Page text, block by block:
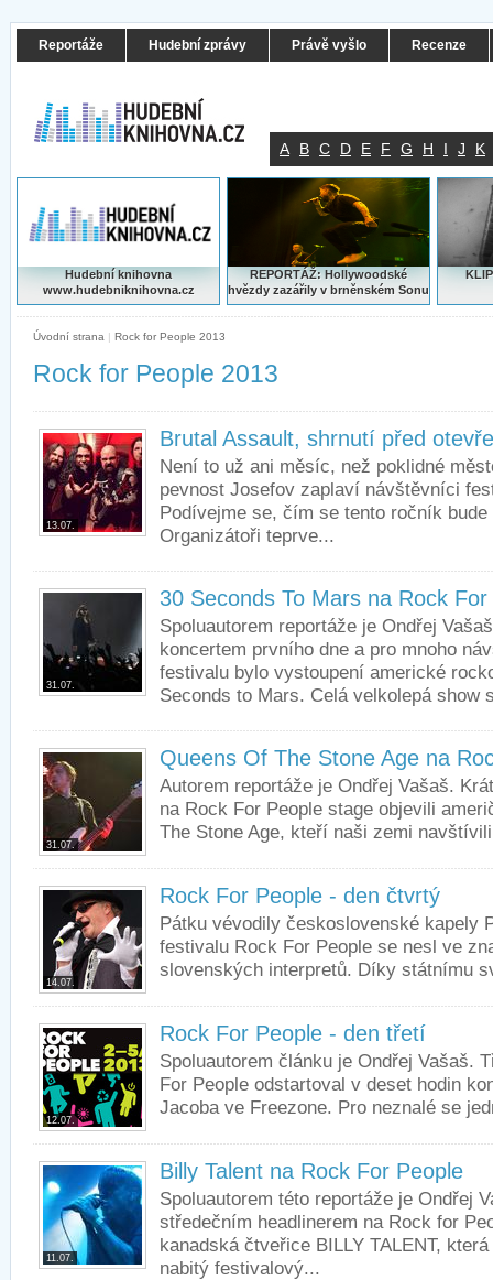
Reportáže Hudební zprávy Právě vyšlo Recenze
A B C D E F G H I J K
Hudební knihovna
www.hudebniknihovna.cz
REPORTÁŽ: Hollywoodské
hvězdy zazářily v brněnském Sonu
Úvodní strana | Rock for People 2013
Rock for People 2013
13.07.
Brutal Assault, shrnutí před
Není to už ani měsíc, než poklidné
pevnost Josefov zaplaví návštěvníci
Podívejme se, čím se tento ročník
Organizátoři teprve...
31.07.
30 Seconds To Mars na Rock For
Spoluautorem reportáže je Ondřej
koncertem prvního dne a pro mnoho
festivalu bylo vystoupení americké
Seconds to Mars. Celá velkolepá show
31.07.
Queens Of The Stone Age na
Autorem reportáže je Ondřej Vašaš.
na Rock For People stage objevili
The Stone Age, kteří naši zemi
14.07.
Rock For People - den čtvrtý
Pátku vévodily československé kapely
festivalu Rock For People se nesl ve
slovenských interpretů. Díky státnímu
12.07.
Rock For People - den třetí
Spoluautorem článku je Ondřej Vašaš.
For People odstartoval v deset hodin
Jacoba ve Freezone. Pro neznalé se
11.07.
Billy Talent na Rock For People
Spoluautorem této reportáže je Ondřej
středečním headlinerem na Rock for
kanadská čtveřice BILLY TALENT,
nabitý festivalový...